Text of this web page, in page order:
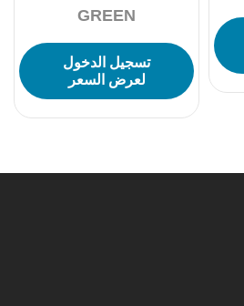
GREEN
تسجيل الدخول
لعرض السعر